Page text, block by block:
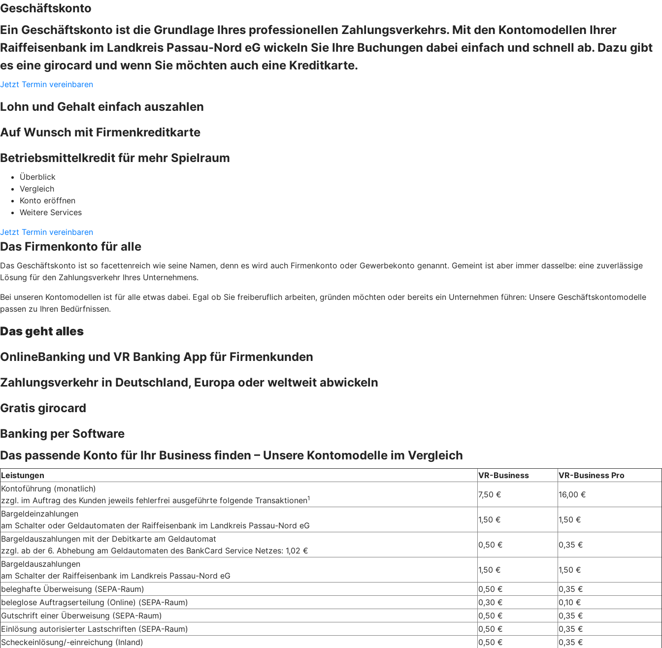
Geschäftskonto
Ein Geschäftskonto ist die Grundlage Ihres professionellen Zahlungsverkehrs. Mit den Kontomodellen Ihrer
Raiffeisenbank im Landkreis Passau-Nord eG wickeln Sie Ihre Buchungen dabei einfach und schnell ab. Dazu gibt
es eine girocard und wenn Sie möchten auch eine Kreditkarte.
Jetzt Termin vereinbaren
Lohn und Gehalt einfach auszahlen
Auf Wunsch mit Firmenkreditkarte
Betriebsmittelkredit für mehr Spielraum
Überblick
Vergleich
Konto eröffnen
Weitere Services
Jetzt Termin vereinbaren
Das Firmenkonto für alle
Das Geschäftskonto ist so facettenreich wie seine Namen, denn es wird auch Firmenkonto oder Gewerbekonto genannt. Gemeint ist aber immer dasselbe: eine zuverlässige
Lösung für den Zahlungsverkehr Ihres Unternehmens.
Bei unseren Kontomodellen ist für alle etwas dabei. Egal ob Sie freiberuflich arbeiten, gründen möchten oder bereits ein Unternehmen führen: Unsere Geschäftskontomodelle
passen zu Ihren Bedürfnissen.
Das geht alles
OnlineBanking und VR Banking App für Firmenkunden
Zahlungsverkehr in Deutschland, Europa oder weltweit abwickeln
Gratis girocard
Banking per Software
Das passende Konto für Ihr Business finden – Unsere Kontomodelle im Vergleich
Leistungen VR-Business
VR-Business Pro
Kontoführung (monatlich)
zzgl. im Auftrag des Kunden jeweils fehlerfrei ausgeführte folgende Transaktionen1 7,50 €
16,00 €
Bargeldeinzahlungen
am Schalter oder Geldautomaten der Raiffeisenbank im Landkreis Passau-Nord eG
1,50 €
1,50 €
Bargeldauszahlungen mit der Debitkarte am Geldautomat
zzgl. ab der 6. Abhebung am Geldautomaten des BankCard Service Netzes: 1,02 €
0,50 €
0,35 €
Bargeldauszahlungen
am Schalter der Raiffeisenbank im Landkreis Passau-Nord eG
1,50 €
1,50 €
beleghafte Überweisung (SEPA-Raum) 0,50 €
0,35 €
beleglose Auftragserteilung (Online) (SEPA-Raum) 0,30 €
0,10 €
Gutschrift einer Überweisung (SEPA-Raum) 0,50 €
0,35 €
Einlösung autorisierter Lastschriften (SEPA-Raum) 0,50 €
0,35 €
Scheckeinlösung/-einreichung (Inland)
0,50 €
0,35 €